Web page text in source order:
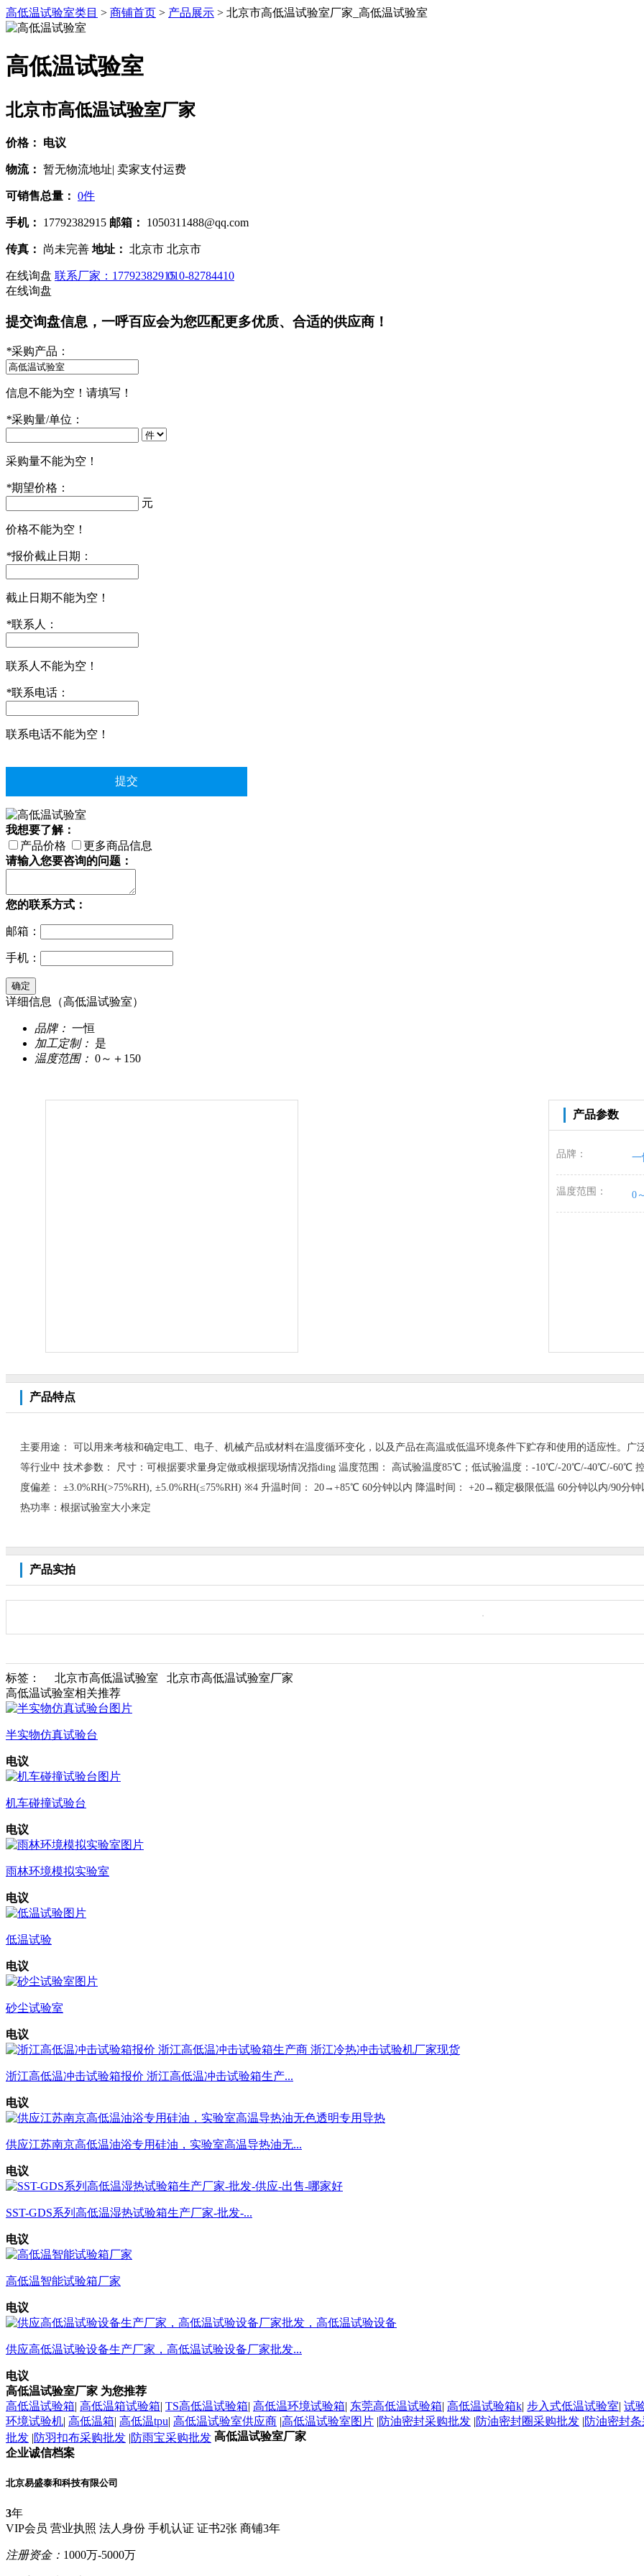
高低温试验室类目 > 商铺首页 > 产品展示 > 北京市高低温试验室厂家_高低温试验室
高低温试验室
北京市高低温试验室厂家
价格： 电议
物流： 暂无物流地址| 卖家支付运费
可销售总量： 0件
手机： 17792382915 邮箱： 1050311488@qq.com
传真： 尚未完善 地址： 北京市 北京市
在线询盘 联系厂家：17792382915010-82784410
在线询盘
提交询盘信息，一呼百应会为您匹配更多优质、合适的供应商！
*采购产品：
信息不能为空！请填写！
*采购量/单位：
采购量不能为空！
*期望价格：
元
价格不能为空！
*报价截止日期：
截止日期不能为空！
*联系人：
联系人不能为空！
*联系电话：
联系电话不能为空！
我想要了解：
产品价格
更多商品信息
请输入您要咨询的问题：
您的联系方式：
邮箱：
手机：
详细信息（高低温试验室）
品牌： 一恒
加工定制： 是
温度范围： 0～＋150
产品参数
品牌： 一
温度范围： 0
产品特点
主要用途： 可以用来考核和确定电工、电子、机械产品或材料在温度循环变化，以及产品在高温或低温环境条件下贮存和使用的适应性。
等行业中 技术参数： 尺寸：可根据要求量身定做或根据现场情况指ding 温度范围： 高试验温度85℃；低试验温度：-10℃/-20℃/-40℃/-60℃
度偏差： ±3.0%RH(>75%RH), ±5.0%RH(≤75%RH) ※4 升温时间： 20→+85℃ 60分钟以内 降温时间： +20→额定极限低温 60分钟以内/90分
热功率：根据试验室大小来定
产品实拍
标签： 北京市高低温试验室 北京市高低温试验室厂家
高低温试验室相关推荐
半实物仿真试验台
电议
机车碰撞试验台
电议
雨林环境模拟实验室
电议
低温试验
电议
砂尘试验室
电议
浙江高低温冲击试验箱报价 浙江高低温冲击试验箱生产...
电议
供应江苏南京高低温油浴专用硅油，实验室高温导热油无...
电议
SST-GDS系列高低温湿热试验箱生产厂家-批发-...
电议
高低温智能试验箱厂家
电议
供应高低温试验设备生产厂家，高低温试验设备厂家批发...
电议
高低温试验室厂家 为您推荐
高低温试验箱| 高低温箱试验箱| TS高低温试验箱| 高低温环境试验箱| 东莞高低温试验箱| 高低温试验箱k| 步入式低温试验室| 试
环境试验机| 高低温箱| 高低温tpu| 高低温试验室供应商 |高低温试验室图片 |防油密封采购批发 |防油密封圈采购批发 |防油密封
批发 |防羽扣布采购批发 |防雨宝采购批发 高低温试验室厂家
企业诚信档案
北京易盛泰和科技有限公司
3年
VIP会员 营业执照 法人身份 手机认证 证书2张 商铺3年
注册资金： 1000万-5000万